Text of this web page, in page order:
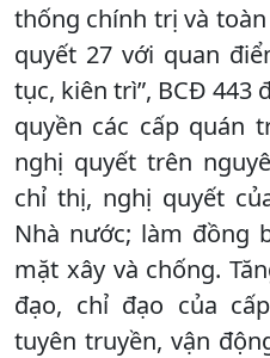
thống chính trị và
quyết 27 với quan
tục, kiên trì”, BCĐ 443
quyền các cấp quán
nghị quyết trên
chỉ thị, nghị quyết
Nhà nước; làm đồng
mặt xây và chống.
đạo, chỉ đạo của
tuyên truyền, vận